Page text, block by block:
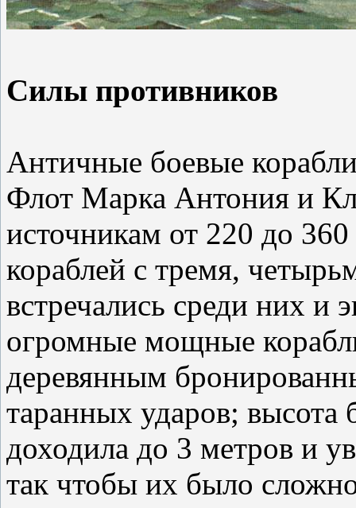
Силы противников
Античные боевые
Флот Марка Антония и
источникам от 220 до
кораблей с тремя,
встречались среди них
огромные мощные
деревянным
таранных ударов; высота
доходила до 3 метров и
так чтобы их было